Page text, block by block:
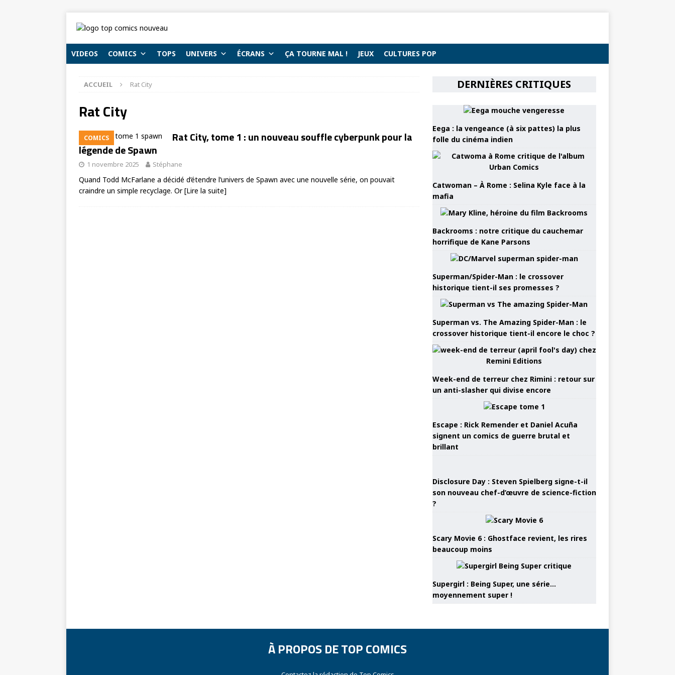
VIDEOS COMICS TOPS UNIVERS ÉCRANS ÇA TOURNE MAL ! JEUX CULTURES POP
ACCUEIL Rat City
Rat City
COMICS
Rat City, tome 1 : un nouveau souffle cyberpunk pour la
légende de Spawn
1 novembre 2025 Stéphane
Quand Todd McFarlane a décidé d’étendre l’univers de Spawn avec une nouvelle série, on pouvait
craindre un simple recyclage. Or[Lire la suite]
DERNIÈRES CRITIQUES
Eega : la vengeance (à six pattes) la plus
folle du cinéma indien
Catwoman – À Rome : Selina Kyle face à la
mafia
Backrooms : notre critique du cauchemar
horrifique de Kane Parsons
Superman/Spider-Man : le crossover
historique tient-il ses promesses ?
Superman vs. The Amazing Spider-Man : le
crossover historique tient-il encore le choc ?
Week-end de terreur chez Rimini : retour sur
un anti-slasher qui divise encore
Escape : Rick Remender et Daniel Acuña
signent un comics de guerre brutal et
brillant
Disclosure Day : Steven Spielberg signe-t-il
son nouveau chef-d’œuvre de science-fiction
?
Scary Movie 6 : Ghostface revient, les rires
beaucoup moins
Supergirl : Being Super, une série…
moyennement super !
À PROPOS DE TOP COMICS